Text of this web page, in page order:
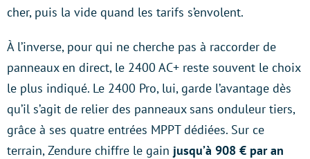
cher, puis la vide quand les tarifs s’envolent.
À l’inverse, pour qui ne cherche pas à raccorder de
panneaux en direct, le 2400 AC+ reste souvent le choix
le plus indiqué. Le 2400 Pro, lui, garde l’avantage dès
qu’il s’agit de relier des panneaux sans onduleur tiers,
grâce à ses quatre entrées MPPT dédiées. Sur ce
terrain, Zendure chiffre le gain jusqu’à 908 € par an